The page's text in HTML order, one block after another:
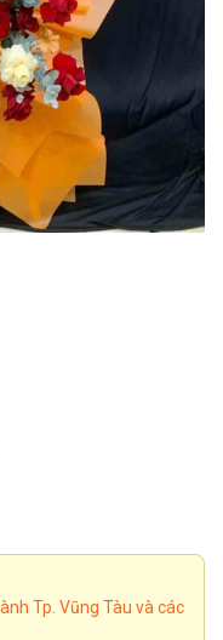
Tp. Vũng Tàu và các